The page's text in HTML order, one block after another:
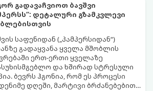
გადავაჩვიოთ ბავშვი
დეტალური გზამკვლევი
საფენიდან („პამპერსიდან“)
გადაყვანა ყველა მშობლის
ერთ-ერთი ყველაზე
და ხშირად სტრესული
ბევრს ჰგონია, რომ ეს პროცესი
დღეში, მარტივი ბრძანებებით